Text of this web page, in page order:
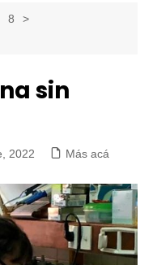
8
sin
2022 Más acá